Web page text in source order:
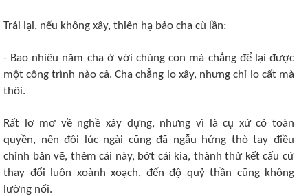
Trái lại, nếu không xây, thiên hạ bảo cha cù lần:
- Bao nhiêu năm cha ở với chúng con mà chẳng để lại được
một công trình nào cả. Cha chẳng lo xây, nhưng chỉ lo cất mà
thôi.
Rất lơ mơ về nghề xây dựng, nhưng vì là cụ xứ có toàn
quyền, nên đôi lúc ngài cũng đã ngẫu hứng thò tay điều
chỉnh bản vẽ, thêm cái này, bớt cái kia, thành thử kết cấu cứ
thay đổi luôn xoành xoạch, đến độ quỷ thần cũng không
lường nổi.